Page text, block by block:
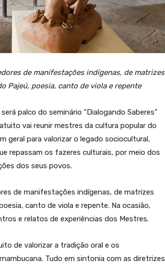
de manifestações indígenas, de matrizes
Pajeú, poesia, canto de viola e repente
palco do seminário “Dialogando Saberes”
vai reunir mestres da cultura popular do
geral para valorizar o legado sociocultural,
repassam os fazeres culturais, por meio dos
dos seus povos.
de manifestações indígenas, de matrizes
canto de viola e repente. Na ocasião,
e relatos de experiências dos Mestres.
de valorizar a tradição oral e os
Tudo em sintonia com as diretrizes